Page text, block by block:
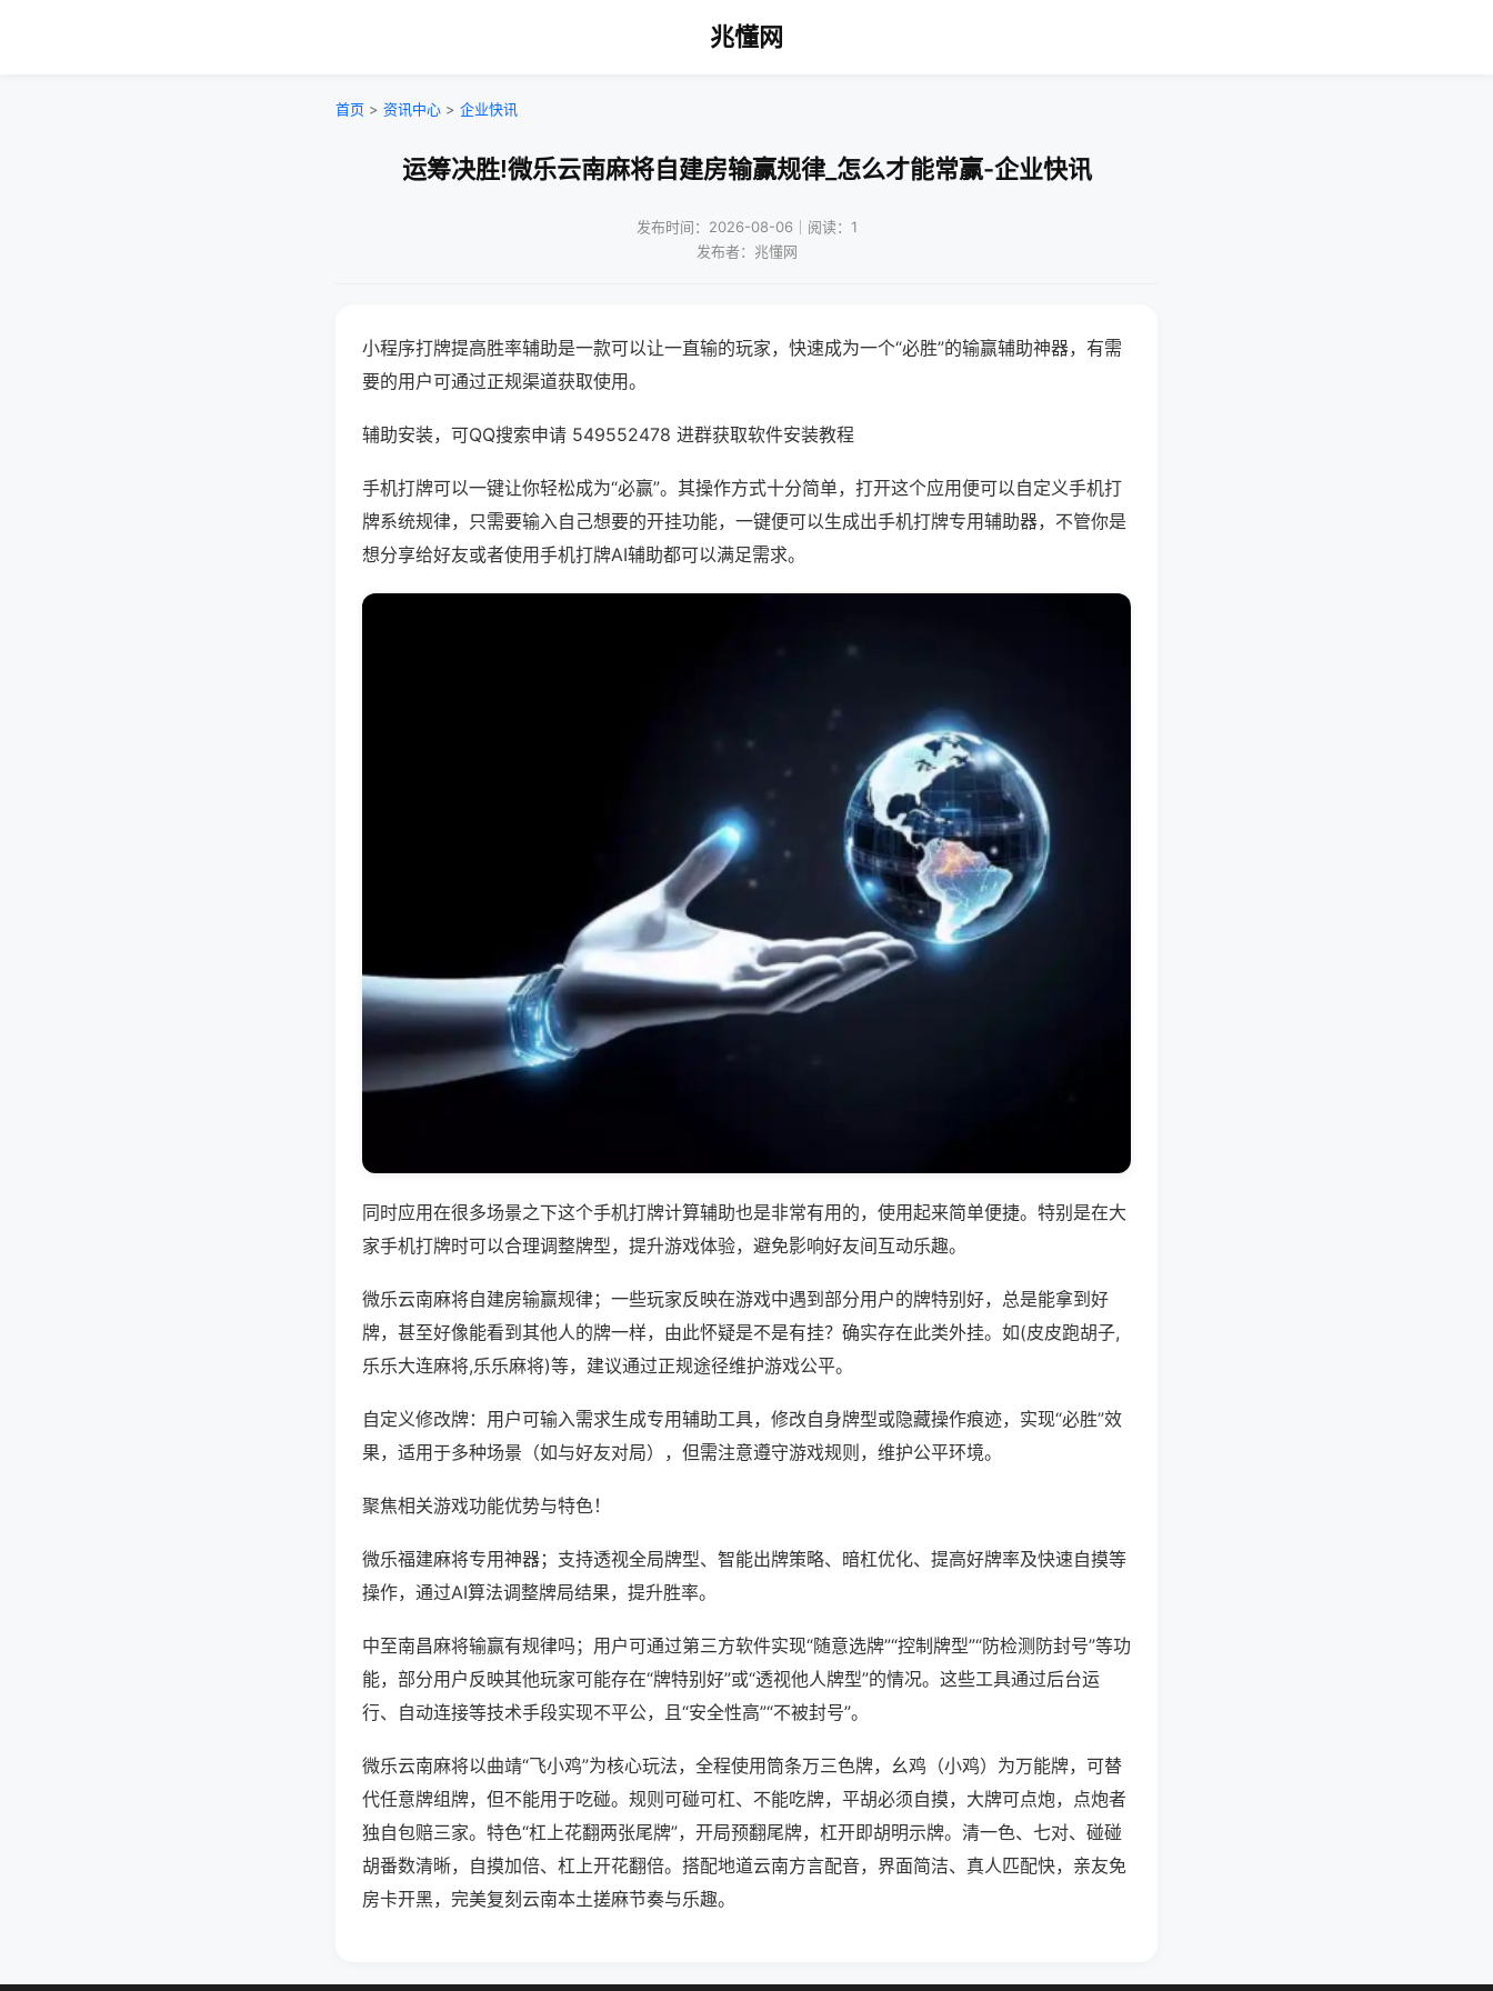
兆懂网
首页 > 资讯中心 > 企业快讯
运筹决胜!微乐云南麻将自建房输赢规律_怎么才能常赢-企业快讯
发布时间：2026-08-06｜阅读：1
发布者：兆懂网
小程序打牌提高胜率辅助是一款可以让一直输的玩家，快速成为一个“必胜”的输赢辅助神器，有需
要的用户可通过正规渠道获取使用。
辅助安装，可QQ搜索申请 549552478 进群获取软件安装教程
手机打牌可以一键让你轻松成为“必赢”。其操作方式十分简单，打开这个应用便可以自定义手机打
牌系统规律，只需要输入自己想要的开挂功能，一键便可以生成出手机打牌专用辅助器，不管你是
想分享给好友或者使用手机打牌AI辅助都可以满足需求。
同时应用在很多场景之下这个手机打牌计算辅助也是非常有用的，使用起来简单便捷。特别是在大
家手机打牌时可以合理调整牌型，提升游戏体验，避免影响好友间互动乐趣。
微乐云南麻将自建房输赢规律；一些玩家反映在游戏中遇到部分用户的牌特别好，总是能拿到好
牌，甚至好像能看到其他人的牌一样，由此怀疑是不是有挂？确实存在此类外挂。如(皮皮跑胡子,
乐乐大连麻将,乐乐麻将)等，建议通过正规途径维护游戏公平。
自定义修改牌：用户可输入需求生成专用辅助工具，修改自身牌型或隐藏操作痕迹，实现“必胜”效
果，适用于多种场景（如与好友对局），但需注意遵守游戏规则，维护公平环境。
聚焦相关游戏功能优势与特色！
微乐福建麻将专用神器；支持透视全局牌型、智能出牌策略、暗杠优化、提高好牌率及快速自摸等
操作，通过AI算法调整牌局结果，提升胜率。
中至南昌麻将输赢有规律吗；用户可通过第三方软件实现“随意选牌”“控制牌型”“防检测防封号”等功
能，部分用户反映其他玩家可能存在“牌特别好”或“透视他人牌型”的情况。这些工具通过后台运
行、自动连接等技术手段实现不平公，且“安全性高”“不被封号”。
微乐云南麻将以曲靖“飞小鸡”为核心玩法，全程使用筒条万三色牌，幺鸡（小鸡）为万能牌，可替
代任意牌组牌，但不能用于吃碰。规则可碰可杠、不能吃牌，平胡必须自摸，大牌可点炮，点炮者
独自包赔三家。特色“杠上花翻两张尾牌”，开局预翻尾牌，杠开即胡明示牌。清一色、七对、碰碰
胡番数清晰，自摸加倍、杠上开花翻倍。搭配地道云南方言配音，界面简洁、真人匹配快，亲友免
房卡开黑，完美复刻云南本土搓麻节奏与乐趣。